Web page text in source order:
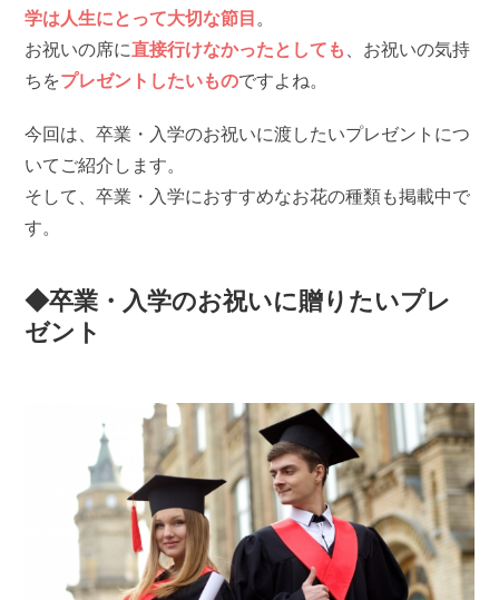
学は人生にとって大切な節目 。
お祝いの席に直接行けなかったとしても
、お祝いの気持
ちをプレゼントしたいものですよね。
今回は、卒業・入学のお祝いに渡したいプレゼントにつ
いてご紹介します。
そして、卒業・入学におすすめなお花の種類も掲載中で
す。
◆卒業・入学のお祝いに贈りたいプレ
ゼント